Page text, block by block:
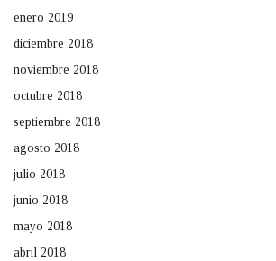
enero 2019
diciembre 2018
noviembre 2018
octubre 2018
septiembre 2018
agosto 2018
julio 2018
junio 2018
mayo 2018
abril 2018